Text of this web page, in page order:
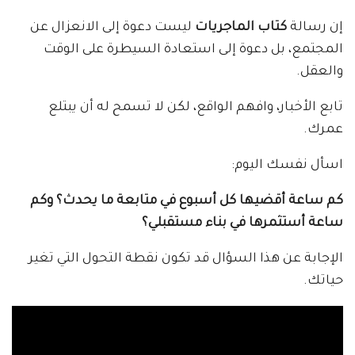
إن رسالة كتاب الماجريات ليست دعوة إلى الانعزال عن
المجتمع، بل دعوة إلى استعادة السيطرة على الوقت
والعقل.
تابع الأخبار، وافهم الواقع، لكن لا تسمح له أن يبتلع
عمرك.
اسأل نفسك اليوم:
كم ساعة أقضيها كل أسبوع في متابعة ما يحدث؟ وكم
ساعة أستثمرها في بناء مستقبلي؟
الإجابة عن هذا السؤال قد تكون نقطة التحول التي تغير
حياتك.